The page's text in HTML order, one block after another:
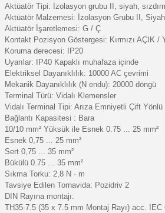
Aktüatör Tipi: İzolasyon grubu II, siyah,
Aktüatör Malzemesi: İzolasyon Grubu II,
Aktüatör İşaretlemesi: G / Ç
Kontakt Pozisyon Göstergesi: Kırmızı AÇIK /
Koruma derecesi: IP20
Uyarılar: IP40 Kapaklı muhafaza içinde
Elektriksel Dayanıklılık: 10000 AC çevrimi
Mekanik Dayanıklılık (N endu): 20000 döngü
Terminal Türü: Vidalı Klemensler
Vidalı Terminal Tipi: Arıza Emniyetli Çift
Bağlantı Kapasitesi : Bara
10/10 mm² Yüksük ile Esnek 0.75 ... 25 mm²
Esnek 0,75 ... 25 mm²
Sert 0,75 ... 35 mm²
Bükülü 0.75 ... 35 mm²
Sıkma Torku: 2,8 N · m
Tavsiye Edilen Tornavida: Pozidriv 2
DIN Rayına montajı:
TH35-7.5 (35 x 7.5 mm Montaj Rayı) acc. IEC